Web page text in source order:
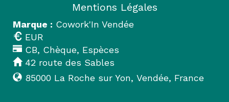
Mentions Légales
Marque : Cowork'In Vendée
EUR
CB, Chèque, Espèces
42 route des Sables
85000 La Roche sur Yon, Vendée, France